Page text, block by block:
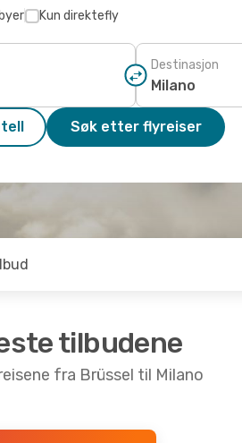
Kun direktefly
Destinasjon
Søk etter flyreiser
tilbudene
fra Brüssel til Milano